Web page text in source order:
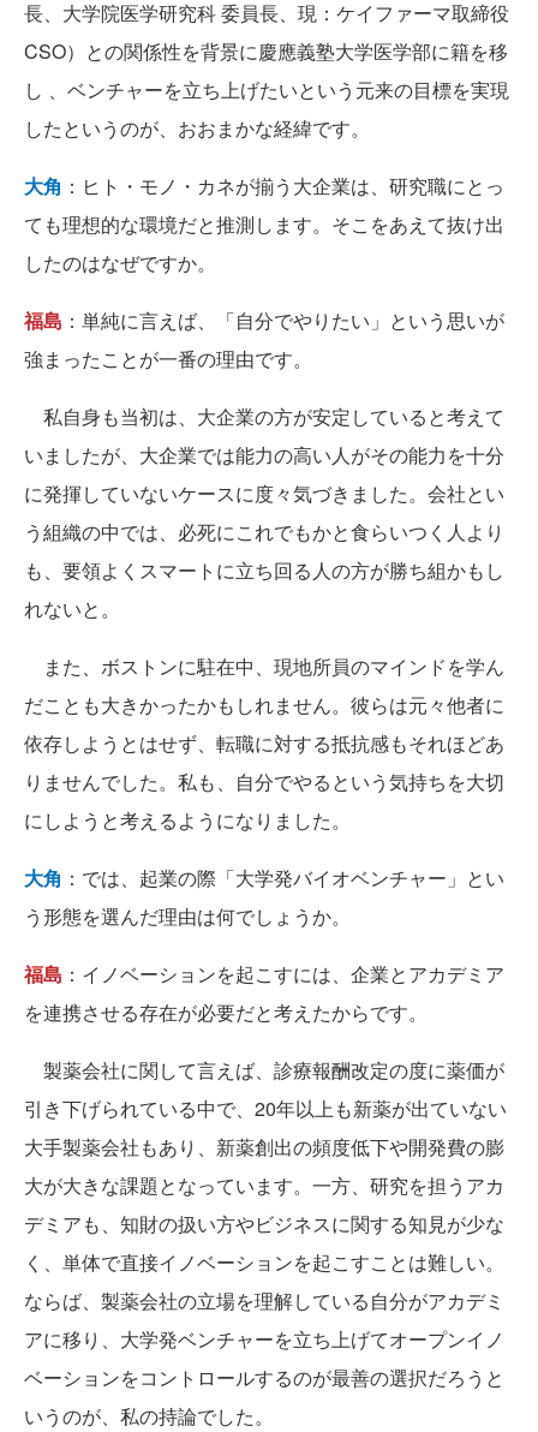
長、大学院医学研究科 委員長、現：ケイファーマ取締役
CSO）との関係性を背景に慶應義塾大学医学部に籍を移
し 、ベンチャーを立ち上げたいという元来の目標を実現
したというのが、おおまかな経緯です。
大角 ：ヒト・モノ・カネが揃う大企業は、研究職にとっ
ても理想的な環境だと推測します。そこをあえて抜け出
したのはなぜですか。
福島 ：単純に言えば、「自分でやりたい」という思いが
強まったことが一番の理由です。
私自身も当初は、大企業の方が安定していると考えて
いましたが、大企業では能力の高い人がその能力を十分
に発揮していないケースに度々気づきました。会社とい
う組織の中では、必死にこれでもかと食らいつく人より
も、要領よくスマートに立ち回る人の方が勝ち組かもし
れないと。
また、ボストンに駐在中、現地所員のマインドを学ん
だことも大きかったかもしれません。彼らは元々他者に
依存しようとはせず、転職に対する抵抗感もそれほどあ
りませんでした。私も、自分でやるという気持ちを大切
にしようと考えるようになりました。
大角 ：では、起業の際「大学発バイオベンチャー」とい
う形態を選んだ理由は何でしょうか。
福島 ：イノベーションを起こすには、企業とアカデミア
を連携させる存在が必要だと考えたからです。
製薬会社に関して言えば、診療報酬改定の度に薬価が
引き下げられている中で、20年以上も新薬が出ていない
大手製薬会社もあり、新薬創出の頻度低下や開発費の膨
大が大きな課題となっています。一方、研究を担うアカ
デミアも、知財の扱い方やビジネスに関する知見が少な
く、単体で直接イノベーションを起こすことは難しい。
ならば、製薬会社の立場を理解している自分がアカデミ
アに移り、大学発ベンチャーを立ち上げてオープンイノ
ベーションをコントロールするのが最善の選択だろうと
いうのが、私の持論でした。